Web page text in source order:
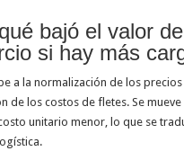
bajó el valor
si hay más
a la normalización de los
de los costos de fletes. Se mueve
unitario menor, lo que se